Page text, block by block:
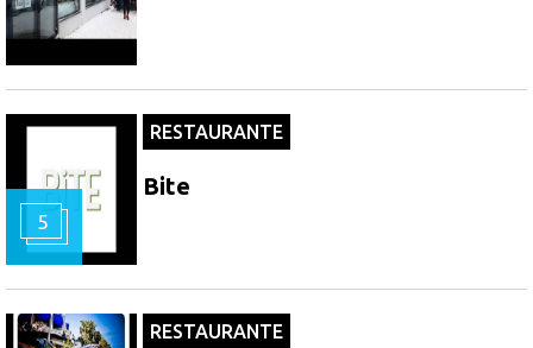
5
RESTAURANTE
Bite
RESTAURANTE